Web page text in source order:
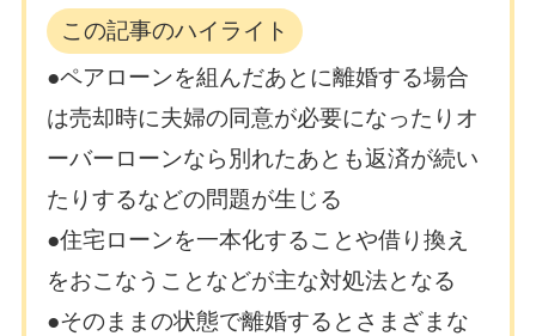
この記事のハイライト
●ペアローンを組んだあとに離婚する場合
は売却時に夫婦の同意が必要になったりオ
ーバーローンなら別れたあとも返済が続い
たりするなどの問題が生じる
●住宅ローンを一本化することや借り換え
をおこなうことなどが主な対処法となる
●そのままの状態で離婚するとさまざまな